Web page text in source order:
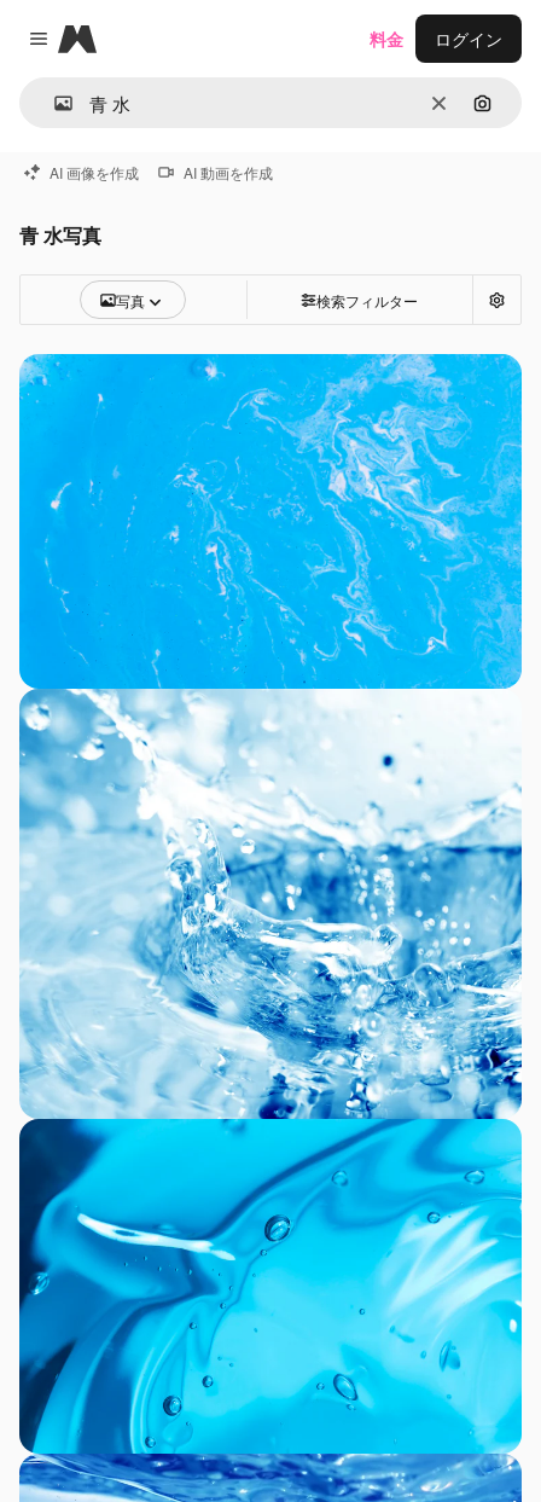
Close menu
Magnific
消去 画像で
料金 ログイン
AI 画像を作成 AI 動画を作成
青 水写真
写真 検索フィルター